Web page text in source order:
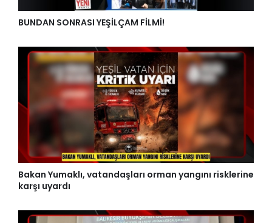
BUNDAN SONRASI YEŞİLÇAM FİLMİ!
Bakan Yumaklı, vatandaşları orman yangını risklerine
karşı uyardı